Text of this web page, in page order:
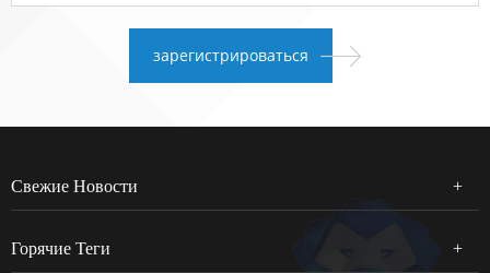
Свежие Новости
Горячие Теги